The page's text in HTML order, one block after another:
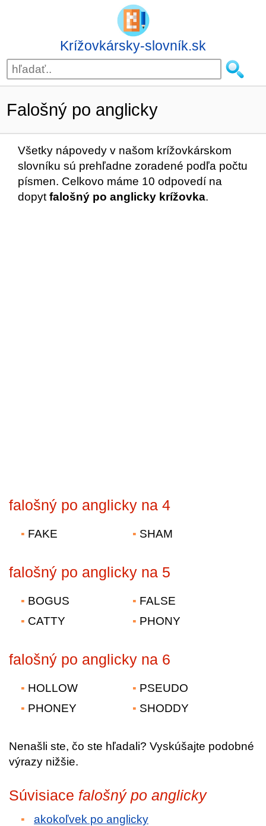
Krížovkársky-slovník.sk
Falošný po anglicky
Všetky nápovedy v našom krížovkárskom
slovníku sú prehľadne zoradené podľa počtu
písmen. Celkovo máme 10 odpovedí na
dopyt falošný po anglicky krížovka.
falošný po anglicky na 4
FAKE SHAM
falošný po anglicky na 5
BOGUS
CATTY
FALSE
PHONY
falošný po anglicky na 6
HOLLOW
PHONEY
PSEUDO
SHODDY
Nenašli ste, čo ste hľadali? Vyskúšajte podobné
výrazy nižšie.
Súvisiace falošný po anglicky
akokoľvek po anglicky